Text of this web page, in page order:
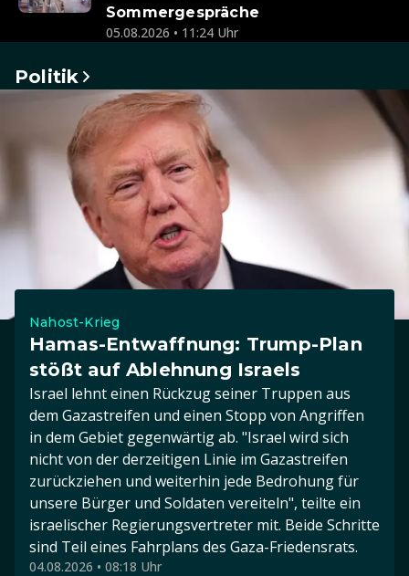
Sommergespräche
05.08.2026 • 11:24 Uhr
Politik
Nahost-Krieg
Hamas-Entwaffnung: Trump-Plan
stößt auf Ablehnung Israels
Israel lehnt einen Rückzug seiner Truppen aus
dem Gazastreifen und einen Stopp von Angriffen
in dem Gebiet gegenwärtig ab. "Israel wird sich
nicht von der derzeitigen Linie im Gazastreifen
zurückziehen und weiterhin jede Bedrohung für
unsere Bürger und Soldaten vereiteln", teilte ein
israelischer Regierungsvertreter mit. Beide Schritte
sind Teil eines Fahrplans des Gaza-Friedensrats.
04.08.2026 • 08:18 Uhr